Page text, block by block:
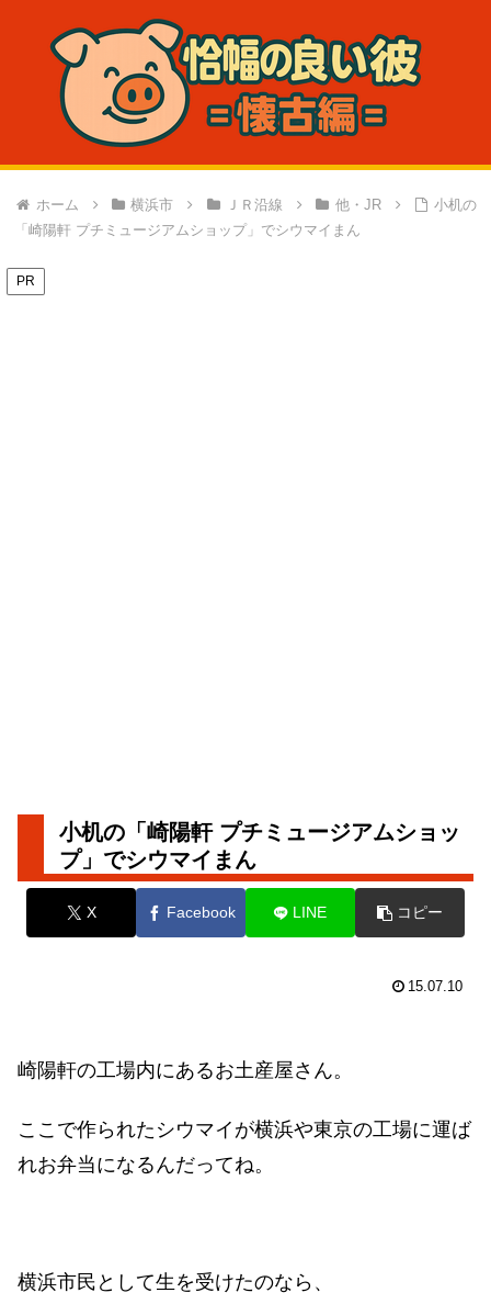
ホーム 横浜市 ＪＲ沿線 他・JR
小机の
「崎陽軒 プチミュージアムショップ」でシウマイまん
PR
小机の「崎陽軒 プチミュージアムショッ
プ」でシウマイまん
X Facebook LINE コピー
15.07.10
崎陽軒の工場内にあるお土産屋さん。
ここで作られたシウマイが横浜や東京の工場に運ば
れお弁当になるんだってね。
横浜市民として生を受けたのなら、